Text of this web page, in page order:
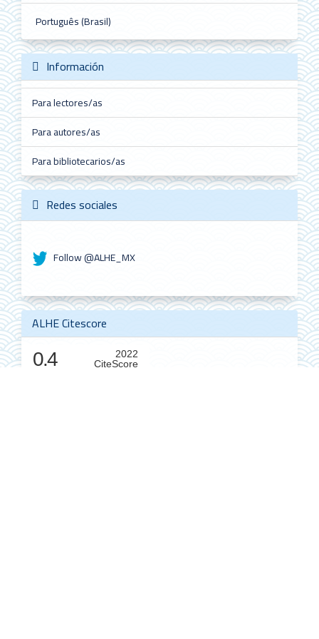
Português (Brasil)
Información
Para lectores/as
Para autores/as
Para bibliotecarios/as
Redes sociales
Follow @ALHE_MX
ALHE Citescore
0.4
2022
CiteScore